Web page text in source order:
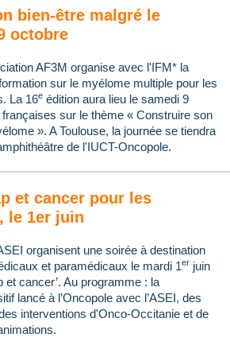
bien-être malgré le
octobre
AF3M organise avec l'IFM* la
sur le myélome multiple pour les
La 16e édition aura lieu le samedi 9
sur le thème « Construire son
». A Toulouse, la journée se tiendra
de l'IUCT-Oncopole.
et cancer pour les
le 1er juin
organisent une soirée à destination
et paramédicaux le mardi 1er juin
et cancer’. Au programme : la
lancé à l’Oncopole avec l’ASEI, des
interventions d'Onco-Occitanie et de